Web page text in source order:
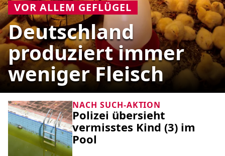
VOR ALLEM GEFLÜGEL
Deutschland
produziert immer
weniger Fleisch
NACH SUCH-AKTION
Polizei übersieht
vermisstes Kind (3) im
Pool